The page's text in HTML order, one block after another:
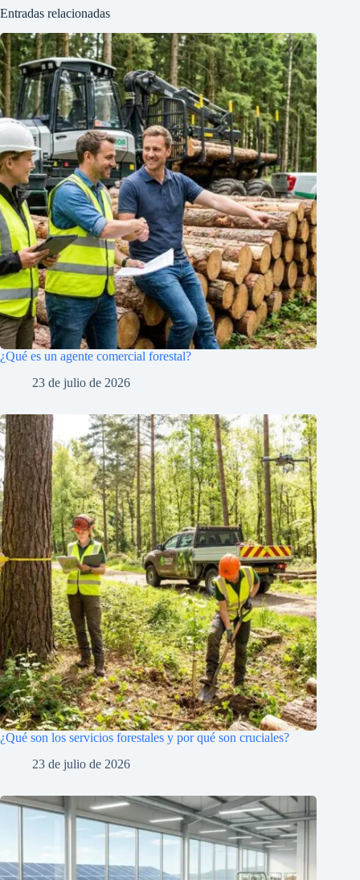
Entradas relacionadas
¿Qué es un agente comercial forestal?
23 de julio de 2026
¿Qué son los servicios forestales y por qué son cruciales?
23 de julio de 2026